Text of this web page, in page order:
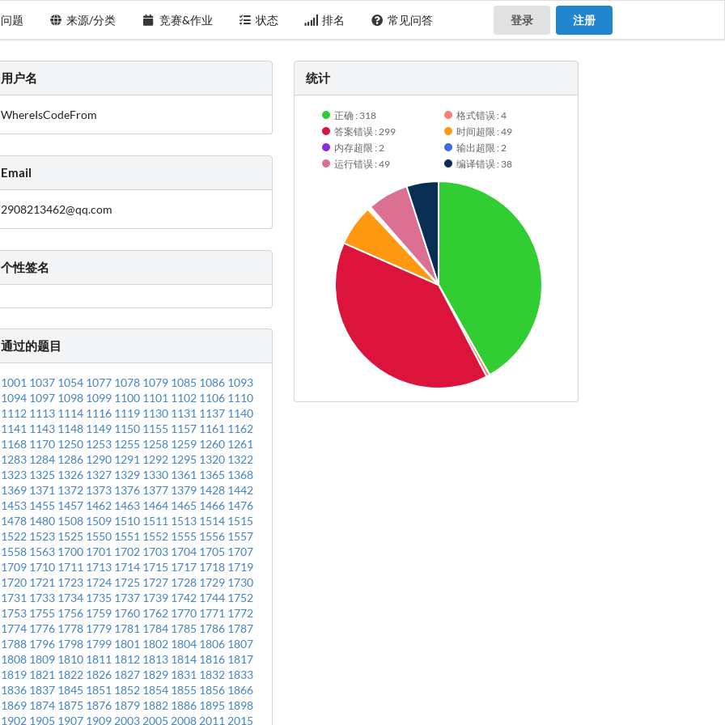
问题 来源/分类 竞赛&作业 状态 排名 常见问答 登录 注册
用户名
WhereIsCodeFrom
Email
2908213462@qq.com
个性签名
通过的题目
1001 1037 1054 1077 1078 1079 1085 1086 1093
1094 1097 1098 1099 1100 1101 1102 1106 1110
1112 1113 1114 1116 1119 1130 1131 1137 1140
1141 1143 1148 1149 1150 1155 1157 1161 1162
1168 1170 1250 1253 1255 1258 1259 1260 1261
1283 1284 1286 1290 1291 1292 1295 1320 1322
1323 1325 1326 1327 1329 1330 1361 1365 1368
1369 1371 1372 1373 1376 1377 1379 1428 1442
1453 1455 1457 1462 1463 1464 1465 1466 1476
1478 1480 1508 1509 1510 1511 1513 1514 1515
1522 1523 1525 1550 1551 1552 1555 1556 1557
1558 1563 1700 1701 1702 1703 1704 1705 1707
1709 1710 1711 1713 1714 1715 1717 1718 1719
1720 1721 1723 1724 1725 1727 1728 1729 1730
1731 1733 1734 1735 1737 1739 1742 1744 1752
1753 1755 1756 1759 1760 1762 1770 1771 1772
1774 1776 1778 1779 1781 1784 1785 1786 1787
1788 1796 1798 1799 1801 1802 1804 1806 1807
1808 1809 1810 1811 1812 1813 1814 1816 1817
1819 1821 1822 1826 1827 1829 1831 1832 1833
1836 1837 1845 1851 1852 1854 1855 1856 1866
1869 1874 1875 1876 1879 1882 1886 1895 1898
1902 1905 1907 190920032005200820112015
统计
正确 : 318
格式错误 : 4
答案错误 : 299
时间超限 : 49
内存超限 : 2
输出超限 : 2
运行错误 : 49
编译错误 : 38